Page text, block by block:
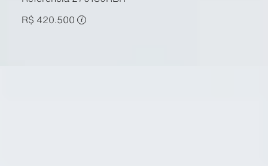
R$ 420.500